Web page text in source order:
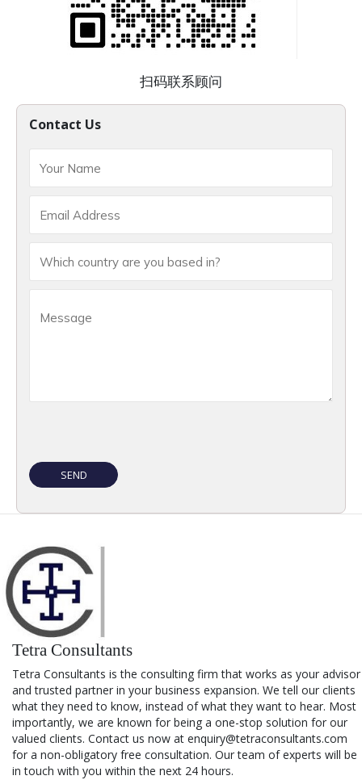
Contact Us
扫码联系顾问
Tetra Consultants
Tetra Consultants is the consulting firm that works as your advisor
and trusted partner in your business expansion. We tell our clients
what they need to know, instead of what they want to hear. Most
importantly, we are known for being a one-stop solution for our
valued clients. Contact us now at enquiry@tetraconsultants.com
for a non-obligatory free consultation. Our team of experts will be
in touch with you within the next 24 hours.